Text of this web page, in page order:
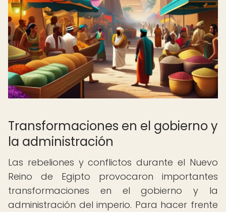
Transformaciones en el gobierno y
la administración
Las rebeliones y conflictos durante el Nuevo
Reino de Egipto provocaron importantes
transformaciones en el gobierno y la
administración del imperio. Para hacer frente